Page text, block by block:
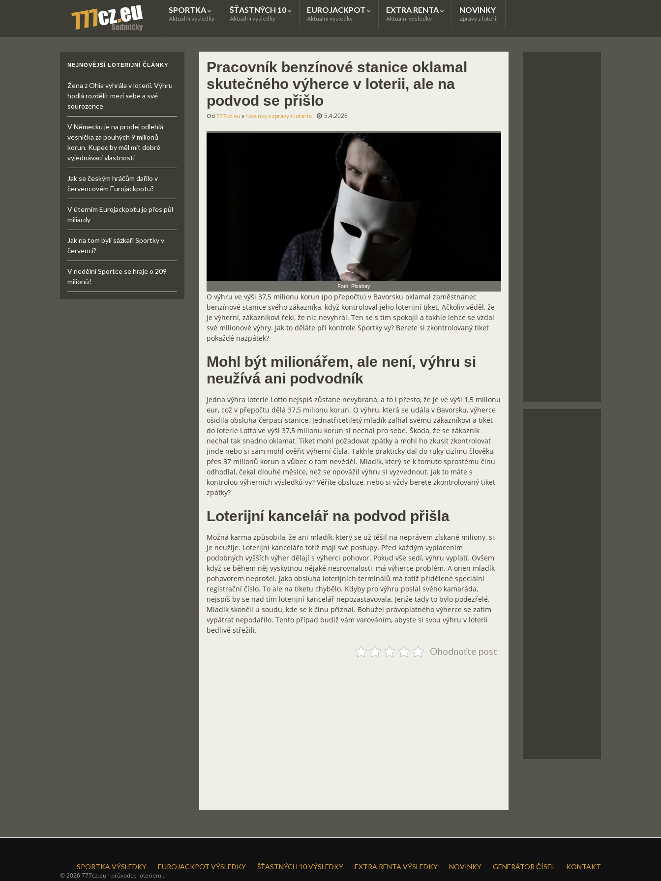
SPORTKA
Aktuální výsledky
ŠŤASTNÝCH 10
Aktuální výsledky
EUROJACKPOT
Aktuální výsledky
EXTRA RENTA
Aktuální výsledky
NOVINKY
Zprávy z loterií
Pracovník benzínové stanice oklamal
skutečného výherce v loterii, ale na
podvod se přišlo
Od 777cz.eu vNovinky a zprávy z loterie 5.4.2026
Foto: Pixabay
O výhru ve výši 37,5 milionu korun (po přepočtu) v Bavorsku oklamal zaměstnanec
benzínové stanice svého zákazníka, když kontroloval jeho loterijní tiket. Ačkoliv věděl, že
je výherní, zákazníkovi řekl, že nic nevyhrál. Ten se s tím spokojil a takhle lehce se vzdal
své milionové výhry. Jak to děláte při kontrole Sportky vy? Berete si zkontrolovaný tiket
pokaždé nazpátek?
Mohl být milionářem, ale není, výhru si
neužívá ani podvodník
Jedna výhra loterie Lotto nejspíš zůstane nevybraná, a to i přesto, že je ve výši 1,5 milionu
eur, což v přepočtu dělá 37,5 milionu korun. O výhru, která se udála v Bavorsku, výherce
ošidila obsluha čerpací stanice. Jednatřicetiletý mladík zalhal svému zákazníkovi a tiket
do loterie Lotto ve výši 37,5 milionu korun si nechal pro sebe. Škoda, že se zákazník
nechal tak snadno oklamat. Tiket mohl požadovat zpátky a mohl ho zkusit zkontrolovat
jinde nebo si sám mohl ověřit výherní čísla. Takhle prakticky dal do ruky cizímu člověku
přes 37 milionů korun a vůbec o tom nevěděl. Mladík, který se k tomuto sprostému činu
odhodlal, čekal dlouhé měsíce, než se opovážil výhru si vyzvednout. Jak to máte s
kontrolou výherních výsledků vy? Věříte obsluze, nebo si vždy berete zkontrolovaný tiket
zpátky?
Loterijní kancelář na podvod přišla
Možná karma způsobila, že ani mladík, který se už těšil na neprávem získané miliony, si
je neužije. Loterijní kanceláře totiž mají své postupy. Před každým vyplacením
podobných vyšších výher dělají s výherci pohovor. Pokud vše sedí, výhru vyplatí. Ovšem
když se během něj vyskytnou nějaké nesrovnalosti, má výherce problém. A onen mladík
pohovorem neprošel. Jako obsluha loterijních terminálů má totiž přidělené speciální
registrační číslo. To ale na tiketu chybělo. Kdyby pro výhru poslal svého kamaráda,
nejspíš by se nad tím loterijní kancelář nepozastavovala. Jenže tady to bylo podezřelé.
Mladík skončil u soudu, kde se k činu přiznal. Bohužel právoplatného výherce se zatím
vypátrat nepodařilo. Tento případ budiž vám varováním, abyste si svou výhru v loterii
bedlivě střežili.
Ohodnoťte post
NEJNOVĚJŠÍ LOTERIJNÍ ČLÁNKY
Žena z Ohia vyhrála v loterii. Výhru
hodlá rozdělit mezi sebe a své
sourozence
V Německu je na prodej odlehlá
vesnička za pouhých 9 milionů
korun. Kupec by měl mít dobré
vyjednávací vlastnosti
Jak se českým hráčům dařilo v
červencovém Eurojackpotu?
V úterním Eurojackpotu je přes půl
miliardy
Jak na tom byli sázkaři Sportky v
červenci?
V nedělní Sportce se hraje o 209
milionů!
SPORTKA VÝSLEDKY EUROJACKPOT VÝSLEDKY ŠŤASTNÝCH 10 VÝSLEDKY EXTRA RENTA VÝSLEDKY NOVINKY GENERÁTOR ČÍSEL
KONTAKT
© 2026 777cz.eu - průvodce loteriemi.